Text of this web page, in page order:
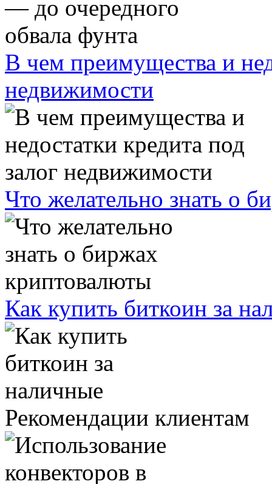
В чем преимущества и
недвижимости
Что желательно знать о
Как купить биткоин за
Рекомендации клиентам